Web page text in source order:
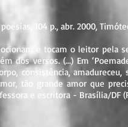
poesias, 104 p., abr. 2000,
e tocam o leitor pela
dos versos. (...) Em
consistência,
tão grande amor que
e escritora - Brasília/DF